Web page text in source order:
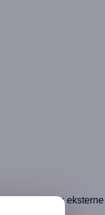
2 Pro og den